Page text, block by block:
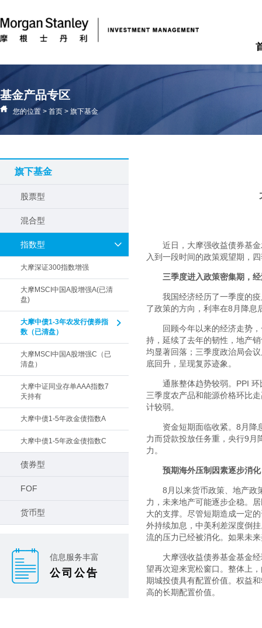
基金产品专区
您的位置 > 首页 > 旗下基金
旗下基金
股票型
混合型
指数型
大摩深证300指数增强
大摩MSCI中国A股增强A(已清
盘)
大摩中债1-3年农发行债券指
数（已清盘）
大摩MSCI中国A股增强C（已
清盘）
大摩中证同业存单AAA指数7
天持有
大摩中债1-5年政金债指数A
大摩中债1-5年政金债指数C
债券型
FOF
货币型
信息服务丰富
公司公告
近日，大摩强收益债券基
入到一段时间的政策观望期，
三季度进入政策密集期，
我国经济经历了一季度的
了政策的方向，利率在8 月降息
回顾今年以来的经济走势
持，延续了去年的韧性，地产
均显著回落；三季度政治局会
底回升，呈现复苏迹象。
通胀整体趋势较弱。 PPI 环
三季度农产品和能源价格环比
计较弱。
资金短期面临收紧。 8 月降
力而贷款投放任务重，央行9 月
力。
预期海外压制因素逐步消
8月以来货币政策、地产政
力，未来地产可能逐步企稳。
大的支撑。尽管短期造成一定
外持续加息，中美利差深度倒
流的压力已经被消化。如果未
大摩强收益债券基金基金
望再次迎来宽松窗口。整体上
期城投债具有配置价值。权益
高的长期配置价值。